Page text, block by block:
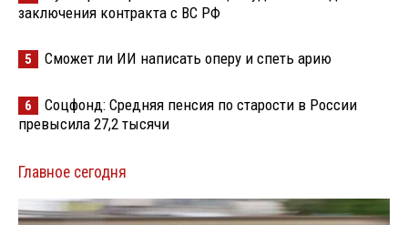
заключения контракта с ВС РФ
5 Сможет ли ИИ написать оперу и спеть арию
6
Соцфонд: Средняя пенсия по старости в России
превысила 27,2 тысячи
Главное сегодня